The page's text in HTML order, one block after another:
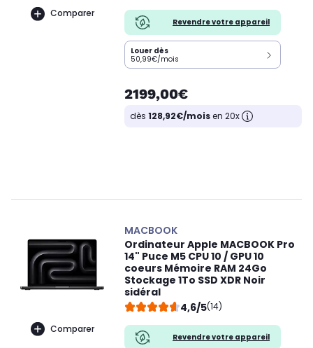
Comparer
Revendre votre appareil
Louer dès
50,99€/mois
2199,00€
dès 128,92€/moisen 20x
Comparer
MACBOOK
Ordinateur Apple MACBOOK Pro
14" Puce M5 CPU 10 / GPU 10
coeurs Mémoire RAM 24Go
Stockage 1To SSD XDR Noir
sidéral
4,6/5(14)
Revendre votre appareil